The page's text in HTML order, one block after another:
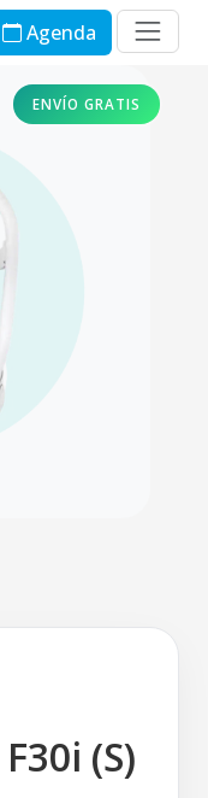
Agenda
ENVÍO GRATIS
(S)